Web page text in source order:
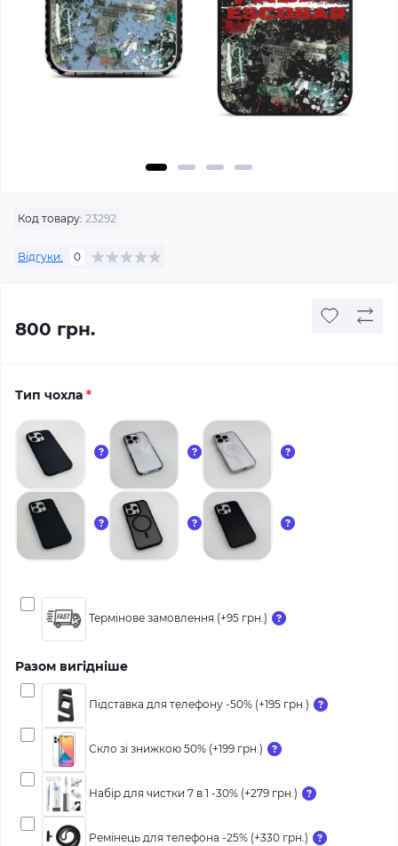
Код товару: 23292
Відгуки: 0
800 грн.
Тип чохла *
Термінове замовлення (+95 грн.)
Разом вигідніше
Підставка для телефону -50% (+195 грн.)
Скло зі знижкою 50% (+199 грн.)
Набір для чистки 7 в 1 -30% (+279 грн.)
Ремінець для телефона -25% (+330 грн.)